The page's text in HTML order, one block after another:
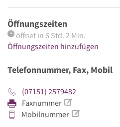
Öffnungszeiten
öffnet in 6 Std. 2 Min.
Öffnungszeiten hinzufügen
Telefonnummer, Fax, Mobil
(07151) 2579482
Faxnummer
Mobilnummer